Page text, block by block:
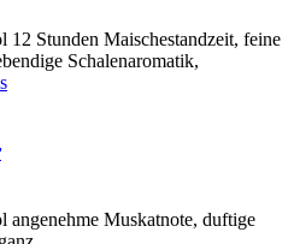
12 Stunden Maischestandzeit, feine
Schalenaromatik,
angenehme Muskatnote, duftige